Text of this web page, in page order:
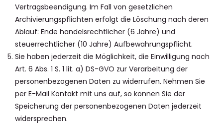
Vertragsbeendigung. Im Fall von gesetzlichen
Archivierungspflichten erfolgt die Löschung nach deren
Ablauf: Ende handelsrechtlicher (6 Jahre) und
steuerrechtlicher (10 Jahre) Aufbewahrungspflicht.
Sie haben jederzeit die Möglichkeit, die Einwilligung nach
Art. 6 Abs. 1 S. 1 lit. a) DS-GVO zur Verarbeitung der
personenbezogenen Daten zu widerrufen. Nehmen Sie
per E-Mail Kontakt mit uns auf, so können Sie der
Speicherung der personenbezogenen Daten jederzeit
widersprechen.